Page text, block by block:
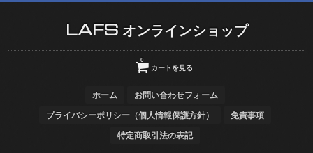
LAFS オンラインショップ
カートを見る
0
ホーム お問い合わせフォーム
プライバシーポリシー（個人情報保護方針） 免責事項
特定商取引法の表記